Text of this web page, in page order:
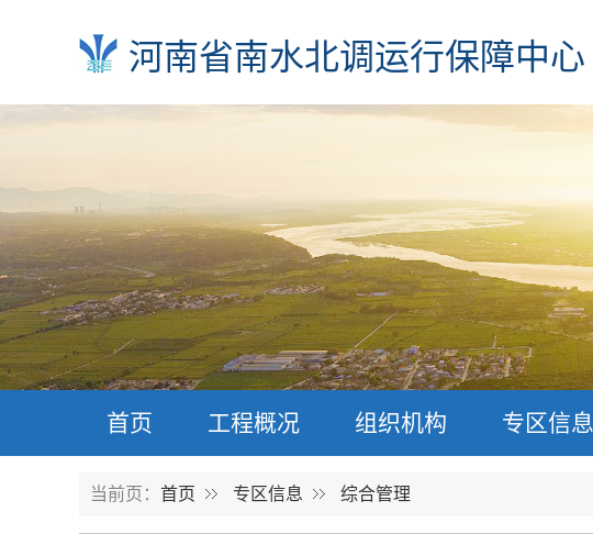
河南省南水北调运行保障中心
首页 工程概况 组织机构 专区信息
当前页： 首页 专区信息 综合管理